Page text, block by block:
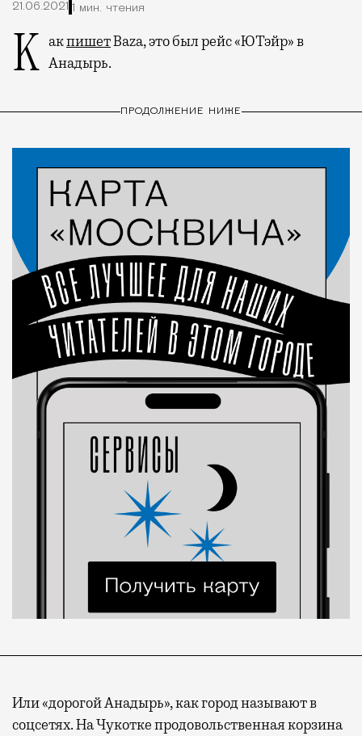
21.06.2021 1 мин. чтения
КакпишетBaza, это был рейс «ЮТэйр» в
Анадырь.
ПРОДОЛЖЕНИЕ НИЖЕ
Или «дорогой Анадырь», как город называют в
соцсетях. На Чукотке продовольственная корзина